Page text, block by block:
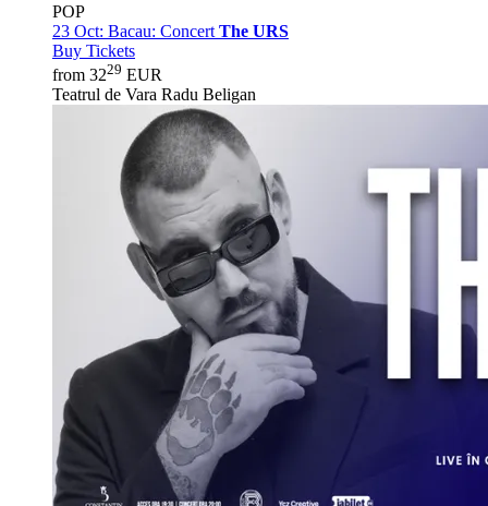
POP
23 Oct: Bacau: Concert The URS
Buy Tickets
from 3229 EUR
Teatrul de Vara Radu Beligan